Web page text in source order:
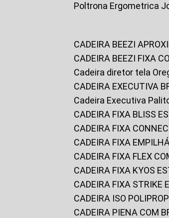
Poltrona Ergometrica
CADEIRA BEEZI
CADEIRA BEEZI FIXA
Cadeira diretor tela
CADEIRA EXECUTIVA
Cadeira Executiva
CADEIRA FIXA BLISS
CADEIRA FIXA
CADEIRA FIXA
CADEIRA FIXA FLEX
CADEIRA FIXA KYOS
CADEIRA FIXA STRIKE
CADEIRA ISO
CADEIRA PIENA COM